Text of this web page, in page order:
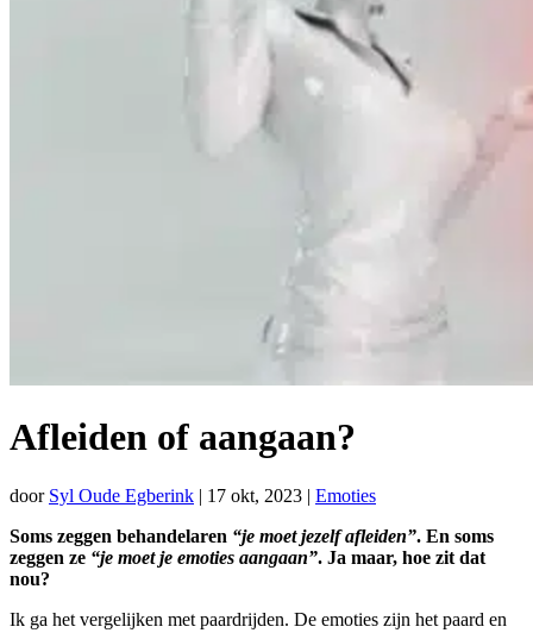
Afleiden of aangaan?
door Syl Oude Egberink | 17 okt, 2023 | Emoties
Soms zeggen behandelaren “je moet jezelf afleiden”. En soms
zeggen ze “je moet je emoties aangaan”. Ja maar, hoe zit dat
nou?
Ik ga het vergelijken met paardrijden. De emoties zijn het paard en